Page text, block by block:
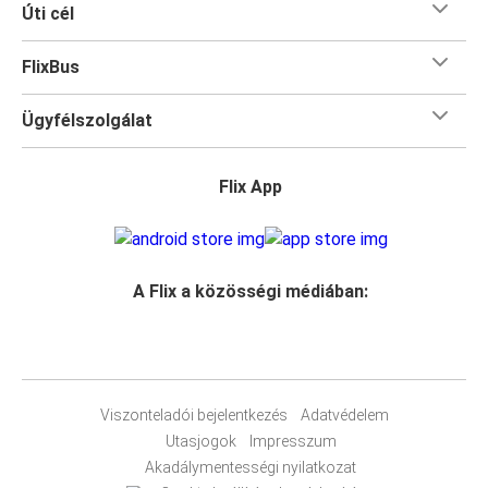
Úti cél
FlixBus
Ügyfélszolgálat
Flix App
A Flix a közösségi médiában:
Viszonteladói bejelentkezés
Adatvédelem
Utasjogok
Impresszum
Akadálymentességi nyilatkozat